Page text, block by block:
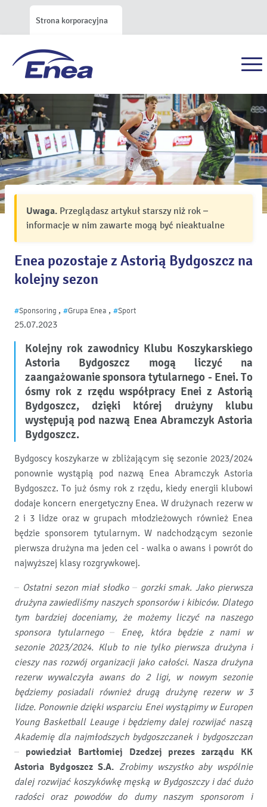
Strona korporacyjna
Uwaga. Przeglądasz artykuł starszy niż rok –
informacje w nim zawarte mogą być nieaktualne
Enea pozostaje z Astorią Bydgoszcz na
kolejny sezon
25.07.2023
#Sponsoring , #Grupa Enea , #Sport
Kolejny rok zawodnicy Klubu Koszykarskiego
Astoria Bydgoszcz mogą liczyć na
zaangażowanie sponsora tytularnego - Enei. To
ósmy rok z rzędu współpracy Enei z Astorią
Bydgoszcz, dzięki której drużyny klubu
występują pod nazwą Enea Abramczyk Astoria
Bydgoszcz.
Bydgoscy koszykarze w zbliżającym się sezonie 2023/2024
ponownie wystąpią pod nazwą Enea Abramczyk Astoria
Bydgoszcz. To już ósmy rok z rzędu, kiedy energii klubowi
dodaje koncern energetyczny Enea. W drużynach rezerw w
2 i 3 lidze oraz w grupach młodzieżowych również Enea
będzie sponsorem tytularnym. W nadchodzącym sezonie
pierwsza drużyna ma jeden cel - walka o awans i powrót do
najwyższej klasy rozgrywkowej.
– Ostatni sezon miał słodko – gorzki smak. Jako pierwsza
drużyna zawiedliśmy naszych sponsorów i kibiców. Dlatego
tym bardziej doceniamy, że możemy liczyć na naszego
sponsora tytularnego – Eneę, która będzie z nami w
sezonie 2023/2024. Klub to nie tylko pierwsza drużyna i
cieszy nas rozwój organizacji jako całości. Nasza drużyna
rezerw wywalczyła awans do 2 ligi, w nowym sezonie
będziemy posiadali również drugą drużynę rezerw w 3
lidze. Ponownie dzięki wsparciu Enei wystąpimy w Europen
Young Basketball Leauge i będziemy dalej rozwijać naszą
Akademię dla najmłodszych bydgoszczanek i bydgoszczan
– powiedział Bartłomiej Dzedzej prezes zarządu KK
Astoria Bydgoszcz S.A. Zrobimy wszystko aby wspólnie
dalej rozwijać koszykówkę męską w Bydgoszczy i dać dużo
radości oraz powodów do dumy naszym sponsorom i